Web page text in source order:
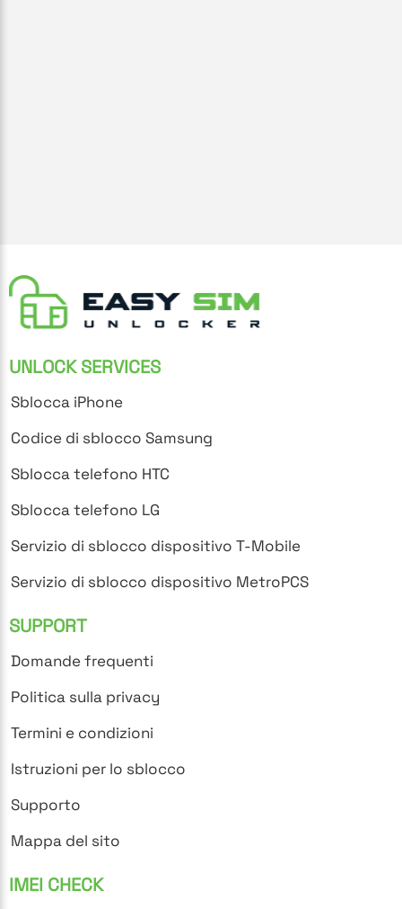
UNLOCK SERVICES
Sblocca iPhone
Codice di sblocco Samsung
Sblocca telefono HTC
Sblocca telefono LG
Servizio di sblocco dispositivo T-Mobile
Servizio di sblocco dispositivo MetroPCS
SUPPORT
Domande frequenti
Politica sulla privacy
Termini e condizioni
Istruzioni per lo sblocco
Supporto
Mappa del sito
IMEI CHECK